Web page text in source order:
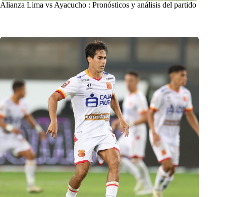
Alianza Lima vs Ayacucho : Pronósticos y análisis del partido